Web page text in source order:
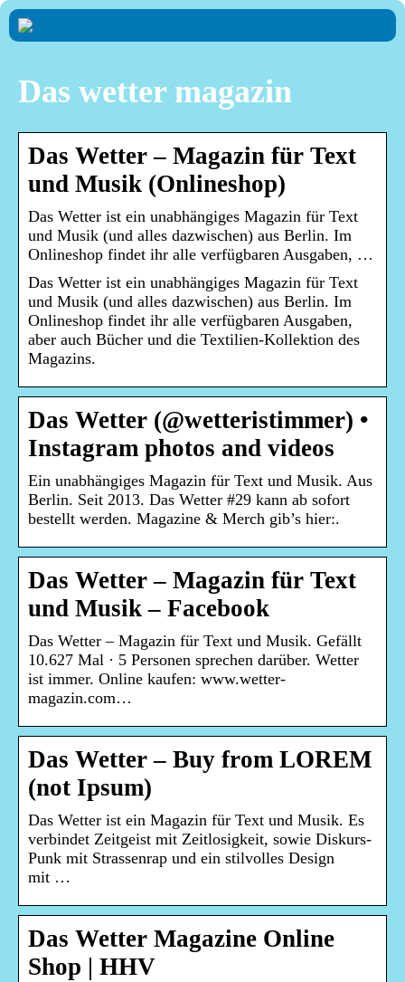
Das wetter magazin
Das Wetter – Magazin für Text
und Musik (Onlineshop)
Das Wetter ist ein unabhängiges Magazin für Text
und Musik (und alles dazwischen) aus Berlin. Im
Onlineshop findet ihr alle verfügbaren Ausgaben, …
Das Wetter ist ein unabhängiges Magazin für Text
und Musik (und alles dazwischen) aus Berlin. Im
Onlineshop findet ihr alle verfügbaren Ausgaben,
aber auch Bücher und die Textilien-Kollektion des
Magazins.
Das Wetter (@wetteristimmer) •
Instagram photos and videos
Ein unabhängiges Magazin für Text und Musik. Aus
Berlin. Seit 2013. Das Wetter #29 kann ab sofort
bestellt werden. Magazine & Merch gib’s hier:.
Das Wetter – Magazin für Text
und Musik – Facebook
Das Wetter – Magazin für Text und Musik. Gefällt
10.627 Mal · 5 Personen sprechen darüber. Wetter
ist immer. Online kaufen: www.wetter-
magazin.com…
Das Wetter – Buy from LOREM
(not Ipsum)
Das Wetter ist ein Magazin für Text und Musik. Es
verbindet Zeitgeist mit Zeitlosigkeit, sowie Diskurs-
Punk mit Strassenrap und ein stilvolles Design
mit …
Das Wetter Magazine Online
Shop | HHV